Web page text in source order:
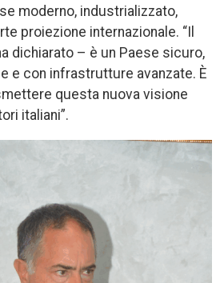
moderno, industrializzato,
proiezione internazionale. “Il
dichiarato – è un Paese sicuro,
e con infrastrutture avanzate. È
questa nuova visione
italiani”.